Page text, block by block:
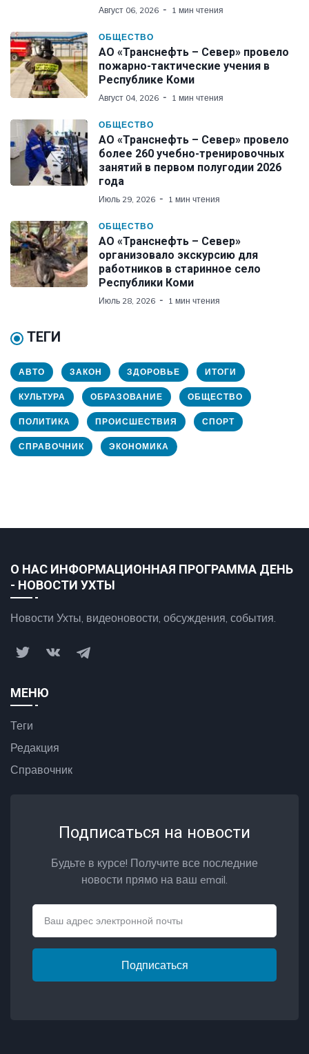
Август 06, 2026 1 мин чтения
ОБЩЕСТВО
АО «Транснефть – Север» провело
пожарно-тактические учения в
Республике Коми
Август 04, 2026 1 мин чтения
ОБЩЕСТВО
АО «Транснефть – Север» провело
более 260 учебно-тренировочных
занятий в первом полугодии 2026
года
Июль 29, 2026 1 мин чтения
ОБЩЕСТВО
АО «Транснефть – Север»
организовало экскурсию для
работников в старинное село
Республики Коми
Июль 28, 2026 1 мин чтения
ТЕГИ
АВТО ЗАКОН ЗДОРОВЬЕ ИТОГИ
КУЛЬТУРА ОБРАЗОВАНИЕ ОБЩЕСТВО
ПОЛИТИКА ПРОИСШЕСТВИЯ СПОРТ
СПРАВОЧНИК ЭКОНОМИКА
О НАС ИНФОРМАЦИОННАЯ ПРОГРАММА ДЕНЬ
- НОВОСТИ УХТЫ
Новости Ухты, видеоновости, обсуждения, события.
МЕНЮ
Теги
Редакция
Справочник
Подписаться на новости
Будьте в курсе! Получите все последние
новости прямо на ваш email.
Подписаться